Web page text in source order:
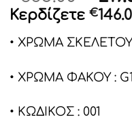
Κερδίζετε €
• ΧΡΩΜΑ
• ΧΡΩΜΑ ΦΑΚΟΥ :
• ΚΩΔΙΚΟΣ : 001